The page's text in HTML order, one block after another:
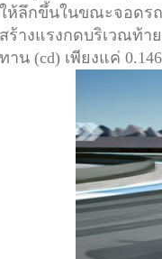
ให้ลึกขึ้นในขณะจอดรถ
สร้างแรงกดบริเวณท้า
ทาน (cd) เพียงแค่